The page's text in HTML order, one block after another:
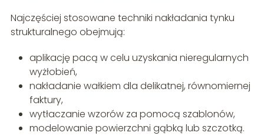
Najczęściej stosowane techniki nakładania tynku
strukturalnego obejmują:
aplikację pacą w celu uzyskania nieregularnych
wyżłobień,
nakładanie wałkiem dla delikatnej, równomiernej
faktury,
wytłaczanie wzorów za pomocą szablonów,
modelowanie powierzchni gąbką lub szczotką.